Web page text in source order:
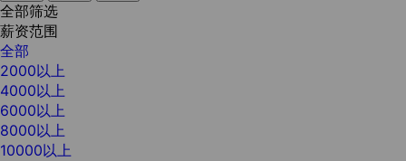
全部筛选
薪资范围
全部
2000以上
4000以上
6000以上
8000以上
10000以上